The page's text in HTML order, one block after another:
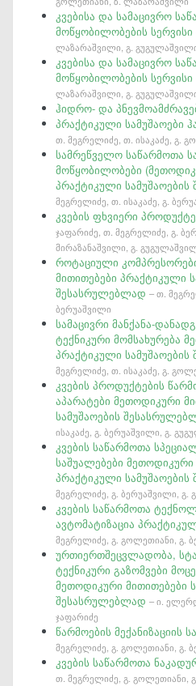
კვებისა და სამაცივრო
მოწყობილობების სერვისი
ლაზარაშვილი, გ.
კვებისა და სამაცივრო
მოწყობილობების სერვისი
ლაზარაშვილი, გ.
ჰიდრო- და
პრაქტიკული სამუშაოები
თ. მეგრელიძე, თ. ისაკაძე, გ.
სამრეწველო საწარმოთა
მოწყობილობები
პრაქტიკული
მეგრელიძე, თ. ისაკაძე, გ.
კვების ფხვიერი
ჯაფარიძე, თ. მეგრელიძე, გ.
მირაზანაშვილი, გ.
როტაციული
მითითებები პრაქტიკული
შესასრულებლად– თ.
ბერუაშვილი
სამაცივრი მანქანა-
ტექნიკური მომსახურება
პრაქტიკული
მეგრელიძე, თ. ისაკაძე, გ.
კვების პროდუქტების
აპარატები მეთოდიკური
სამუშაოების
ისაკაძე, გ. ბერუაშვილი, გ.
კვების საწარმოთა
საშუალებები მეთოდიკური
პრაქტიკული
მეგრელიძე, გ. ბერუაშვილი, გ.
კვების საწარმოთა
ავტომატიზაცია
მეგრელიძე, გ. გოლეთიანი, გ.
ურთიერთშეცვლადობა,
ტექნიკური გაზომვები
მეთოდიკური მითითებები
შესასრულებლად– ი.
ჯაფარიძე
წარმოების მექანიზაციის
მეგრელიძე, გ. გოლეთიანი, გ.
კვების საწარმოთა
თ. მეგრელიძე, გ. გოლეთიანი,